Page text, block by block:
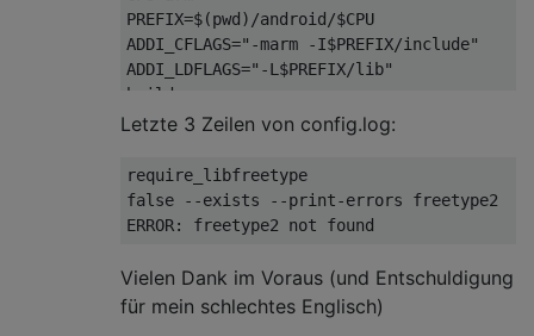
PREFIX=$(pwd)/android/$CPU
ADDI_CFLAGS="-marm -I$PREFIX/include"
ADDI_LDFLAGS="-L$PREFIX/lib"
Letzte 3 Zeilen von config.log:
require_libfreetype
false --exists --print-errors freetype2
Vielen Dank im Voraus (und Entschuldigung
für mein schlechtes Englisch)